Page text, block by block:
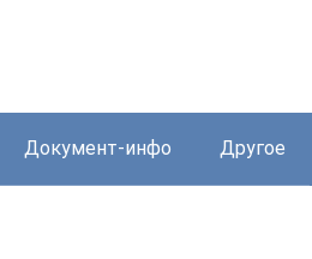
Документ-инфо Другое